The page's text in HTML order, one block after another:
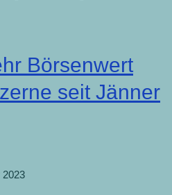
Börsenwert
seit Jänner
2023